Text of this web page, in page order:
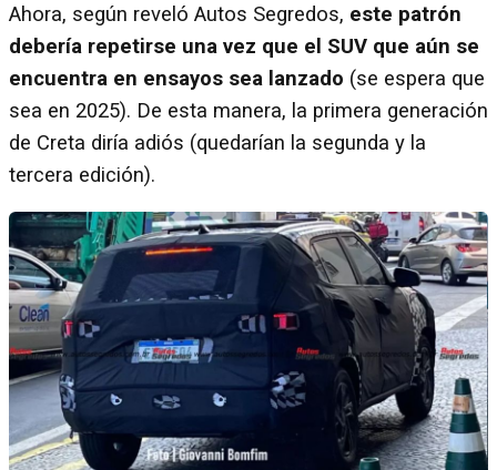
Ahora, según reveló Autos Segredos, este patrón
debería repetirse una vez que el SUV que aún se
encuentra en ensayos sea lanzado (se espera que
sea en 2025). De esta manera, la primera generación
de Creta diría adiós (quedarían la segunda y la
tercera edición).